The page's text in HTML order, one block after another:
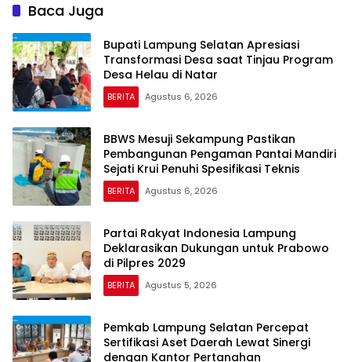
Baca Juga
Bupati Lampung Selatan Apresiasi
Transformasi Desa saat Tinjau Program
Desa Helau di Natar
BERITA Agustus 6, 2026
BBWS Mesuji Sekampung Pastikan
Pembangunan Pengaman Pantai Mandiri
Sejati Krui Penuhi Spesifikasi Teknis
BERITA Agustus 6, 2026
Partai Rakyat Indonesia Lampung
Deklarasikan Dukungan untuk Prabowo
di Pilpres 2029
BERITA Agustus 5, 2026
Pemkab Lampung Selatan Percepat
Sertifikasi Aset Daerah Lewat Sinergi
dengan Kantor Pertanahan